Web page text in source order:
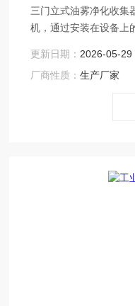
三门立式油雾净化收集
机，通过安装在设备上
最后经过活性炭过滤除
现对设备高速运转所产
更新日期： 2026-05-29
厂商性质：生产厂家